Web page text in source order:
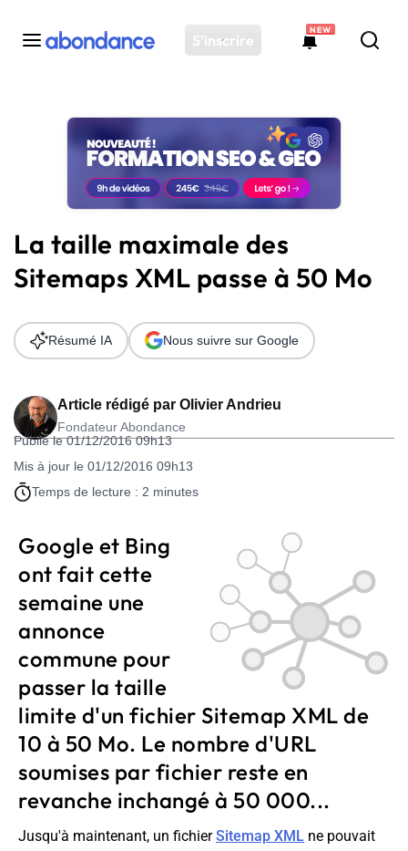
S'inscrire
NEW
Toutes les actus
Actus SEO
Plateforme
Solutions
Ressources
Audit SEO
La taille maximale des
Sitemaps XML passe à 50 Mo
Article rédigé par Olivier Andrieu
Fondateur Abondance
Publié le 01/12/2016 09h13
Mis à jour le 01/12/2016 09h13
Temps de lecture : 2 minutes
Résumé IA Nous suivre sur Google
Google et Bing
ont fait cette
semaine une
annonce
commune pour
passer la taille
limite d'un fichier Sitemap XML de
10 à 50 Mo. Le nombre d'URL
soumises par fichier reste en
revanche inchangé à 50 000...
Jusqu'à maintenant, un fichierSitemap XML ne pouvait